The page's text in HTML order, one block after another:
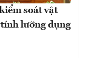
soát vật
lưỡng dụng